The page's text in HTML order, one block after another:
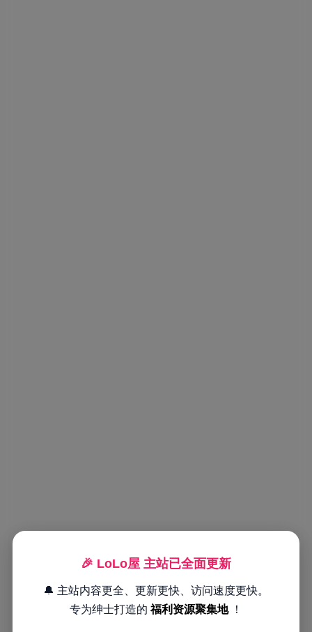
🎉 LoLo屋 主站已全面更新
🔔 主站内容更全、更新更快、访问速度更快。
专为绅士打造的福利资源聚集地 ！